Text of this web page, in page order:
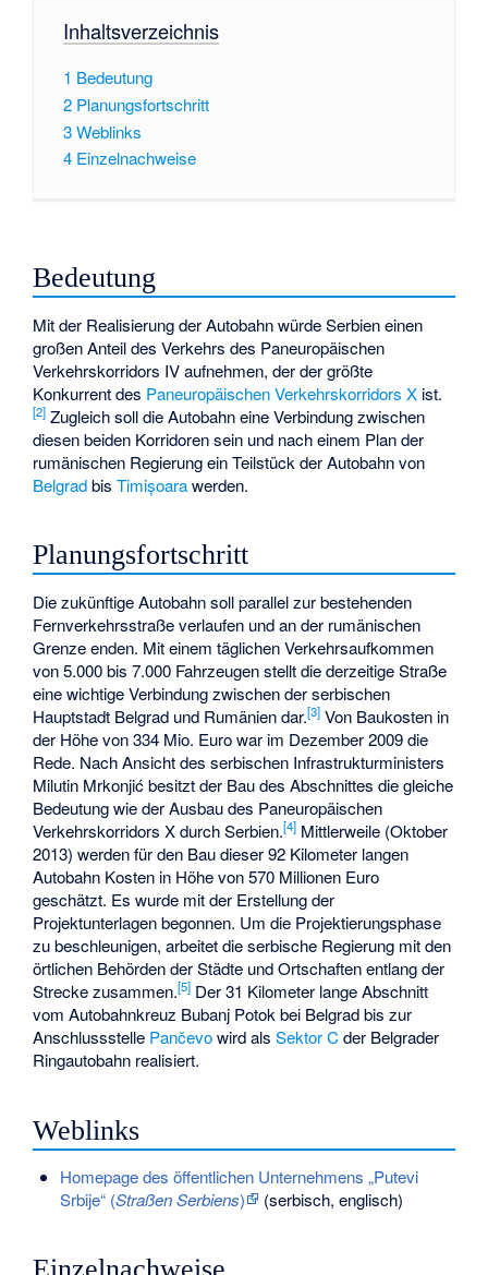
Inhaltsverzeichnis
1 Bedeutung
2 Planungsfortschritt
3Weblinks
4 Einzelnachweise
Bedeutung
Mit der Realisierung der Autobahn würde Serbien einen
großen Anteil des Verkehrs des Paneuropäischen
Verkehrskorridors IVaufnehmen, der der größte
Konkurrent des Paneuropäischen Verkehrskorridors X ist.
[2] Zugleich soll die Autobahn eine Verbindung zwischen
diesen beiden Korridoren sein und nach einem Plan der
rumänischen Regierung ein Teilstück der Autobahn von
BelgradbisTimișoarawerden.
Planungsfortschritt
Die zukünftige Autobahn soll parallel zur bestehenden
Fernverkehrsstraße verlaufen und an der rumänischen
Grenze enden. Mit einem täglichen Verkehrsaufkommen
von 5.000 bis 7.000 Fahrzeugen stellt die derzeitige Straße
eine wichtige Verbindung zwischen der serbischen
Hauptstadt Belgrad und Rumänien dar.[3] Von Baukosten in
der Höhe von 334 Mio. Euro war im Dezember 2009 die
Rede. Nach Ansicht des serbischen Infrastrukturministers
Milutin Mrkonjićbesitzt der Bau des Abschnittes die gleiche
Bedeutung wie der Ausbau des Paneuropäischen
Verkehrskorridors X durch Serbien.[4] Mittlerweile (Oktober
2013) werden für den Bau dieser 92 Kilometer langen
Autobahn Kosten in Höhe von 570 Millionen Euro
geschätzt. Es wurde mit der Erstellung der
Projektunterlagen begonnen. Um die Projektierungsphase
zu beschleunigen, arbeitet die serbische Regierung mit den
örtlichen Behörden der Städte und Ortschaften entlang der
Strecke zusammen.[5] Der 31 Kilometer lange Abschnitt
vom Autobahnkreuz Bubanj Potok bei Belgrad bis zur
Anschlussstelle Pančevowird alsSektor Cder Belgrader
Ringautobahn realisiert.
Weblinks
Homepage des öffentlichen Unternehmens „Putevi
Srbije“ (Straßen Serbiens) (serbisch, englisch)